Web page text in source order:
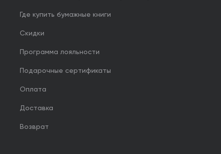
Где купить бумажные книги
Скидки
Программа лояльности
Подарочные сертификаты
Оплата
Доставка
Возврат